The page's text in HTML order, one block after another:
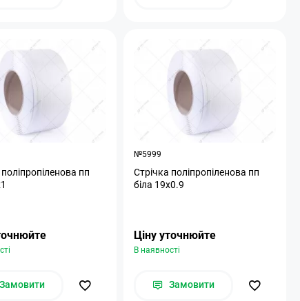
пп
Замовити
№5999
Стрічка поліпропіленова пп
біла 19х0.9
Ціну уточнюйте
В наявності
Замовити